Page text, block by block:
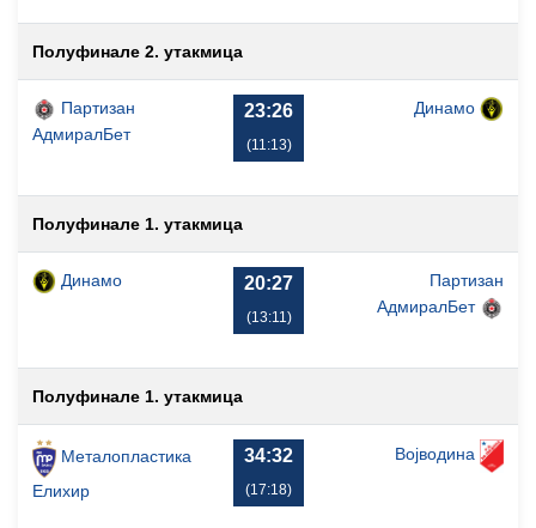
Полуфинале 2. утакмица
Партизан
АдмиралБет
23:26
(11:13)
Динамо
Полуфинале 1. утакмица
Динамо 20:27
(13:11)
Партизан
АдмиралБет
Полуфинале 1. утакмица
Металопластика
Елиxир
34:32
(17:18)
Војводина